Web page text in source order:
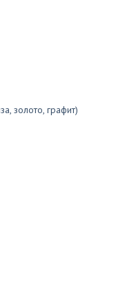
золото, графит)